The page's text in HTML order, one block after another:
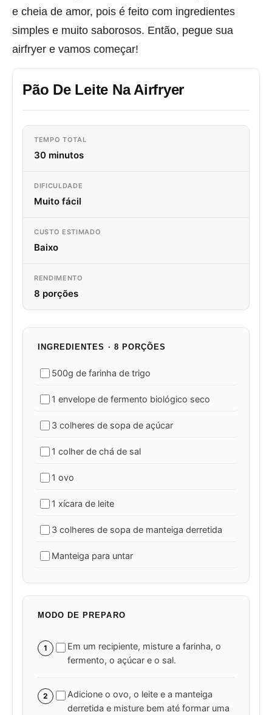
e cheia de amor, pois é feito com ingredientes
simples e muito saborosos. Então, pegue sua
airfryer e vamos começar!
Pão De Leite Na Airfryer
TEMPO TOTAL
30 minutos
DIFICULDADE
Muito fácil
CUSTO ESTIMADO
Baixo
RENDIMENTO
8 porções
INGREDIENTES · 8 PORÇÕES
500g de farinha de trigo
1 envelope de fermento biológico seco
3 colheres de sopa de açúcar
1 colher de chá de sal
1 ovo
1 xícara de leite
3 colheres de sopa de manteiga derretida
Manteiga para untar
MODO DE PREPARO
1
Em um recipiente, misture a farinha, o
fermento, o açúcar e o sal.
2
Adicione o ovo, o leite e a manteiga
derretida e misture bem até formar uma